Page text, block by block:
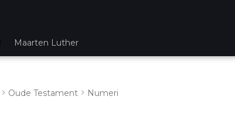
Maarten Luther
Oude Testament Numeri